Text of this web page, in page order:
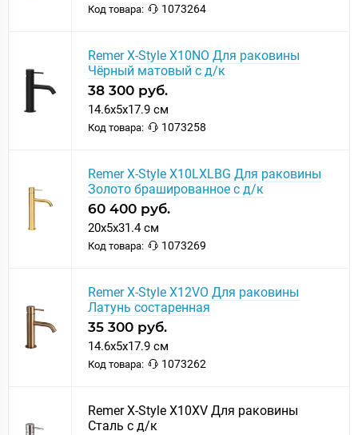
Код товара: 1073264
Remer X-Style X10NO Для раковины
Чёрный матовый с д/к
38 300 руб.
14.6x5x17.9 см
Код товара: 1073258
Remer X-Style X10LXLBG Для раковины
Золото брашированное с д/к
60 400 руб.
20x5x31.4 см
Код товара: 1073269
Remer X-Style X12VO Для раковины
Латунь состаренная
35 300 руб.
14.6x5x17.9 см
Код товара: 1073262
Remer X-Style X10XV Для раковины
Сталь с д/к